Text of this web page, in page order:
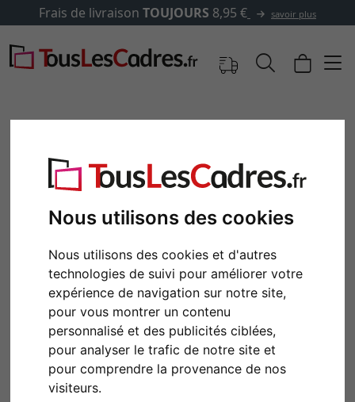
Nous utilisons des cookies
Nous utilisons des cookies et d'autres
technologies de suivi pour améliorer votre
expérience de navigation sur notre site,
pour vous montrer un contenu
personnalisé et des publicités ciblées,
pour analyser le trafic de notre site et
pour comprendre la provenance de nos
visiteurs.
de livraison TOUJOURS8,95 € savoir plus
Retour